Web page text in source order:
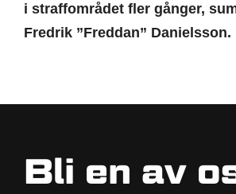
i straffområdet fler gånger,
Fredrik ”Freddan” Danielsson.
Bli en av